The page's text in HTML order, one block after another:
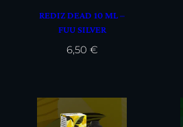
REDIZ DEAD 10 ML –
FUU SILVER
6,50 €